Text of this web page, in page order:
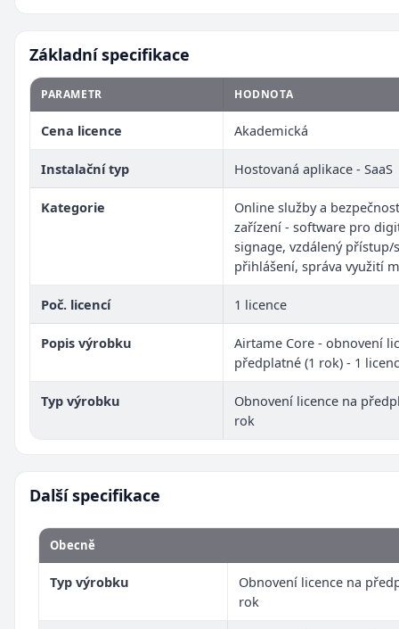
Základní specifikace
PARAMETR HODNOTA
Cena licence Akademická
Instalační typ Hostovaná aplikace - SaaS
Kategorie
Online služby a
zařízení - software pro
signage, vzdálený přístup/
přihlášení, správa využití
Poč. licencí 1 licence
Popis výrobku
Airtame Core - obnovení
předplatné (1 rok) - 1
Typ výrobku
Obnovení licence na
rok
Další specifikace
Obecně
Typ výrobku
Obnovení licence na
rok